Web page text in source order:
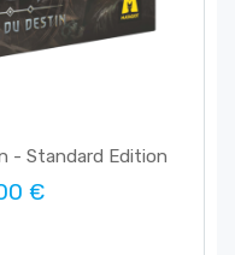
- Standard Edition
€